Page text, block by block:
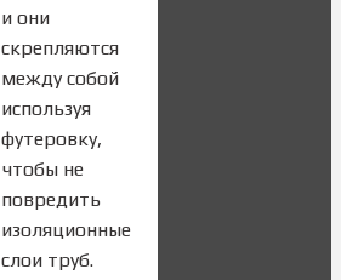
и они
скрепляются
между собой
используя
футеровку,
чтобы не
повредить
изоляционные
слои труб.